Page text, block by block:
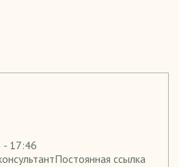
- 17:46
Постоянная ссылка